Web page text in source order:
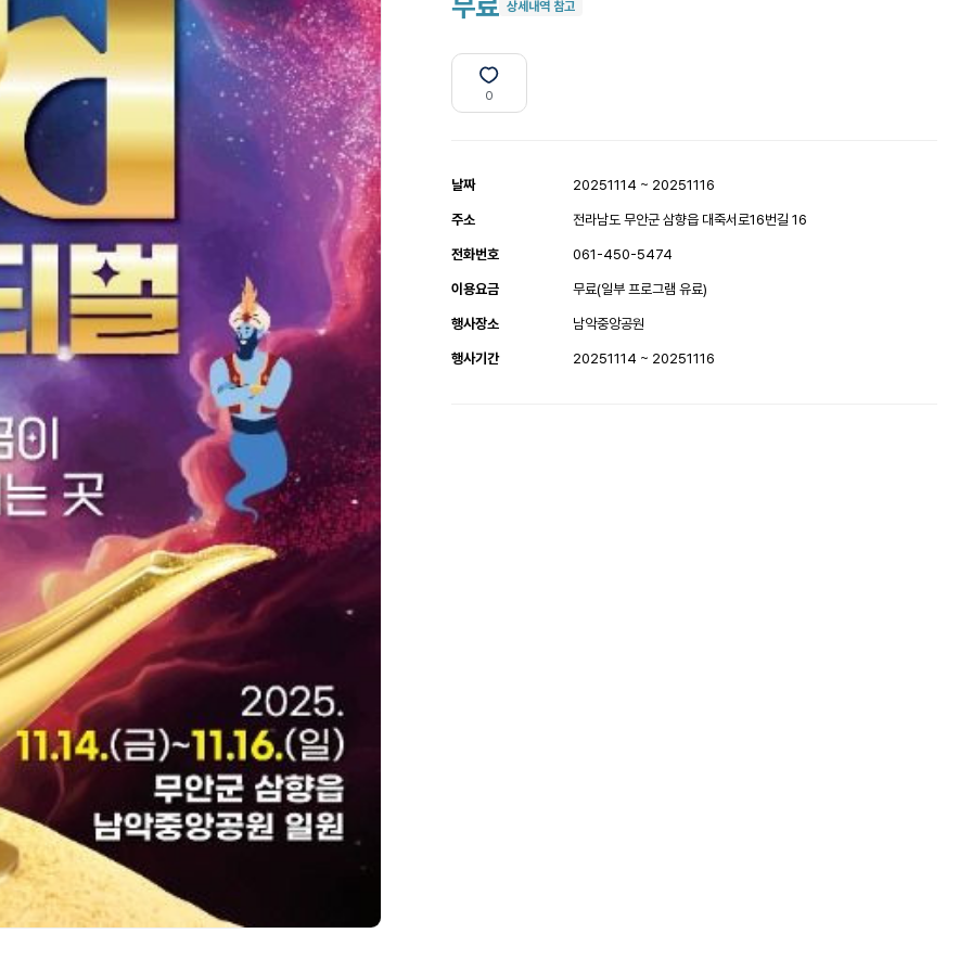
상세내역 참고
0
날짜 20251114 ~ 20251116
주소 전라남도 무안군 삼향읍 대죽서로16번길 16
전화번호 061-450-5474
이용요금 무료(일부 프로그램 유료)
행사장소 남악중앙공원
행사기간 20251114 ~ 20251116